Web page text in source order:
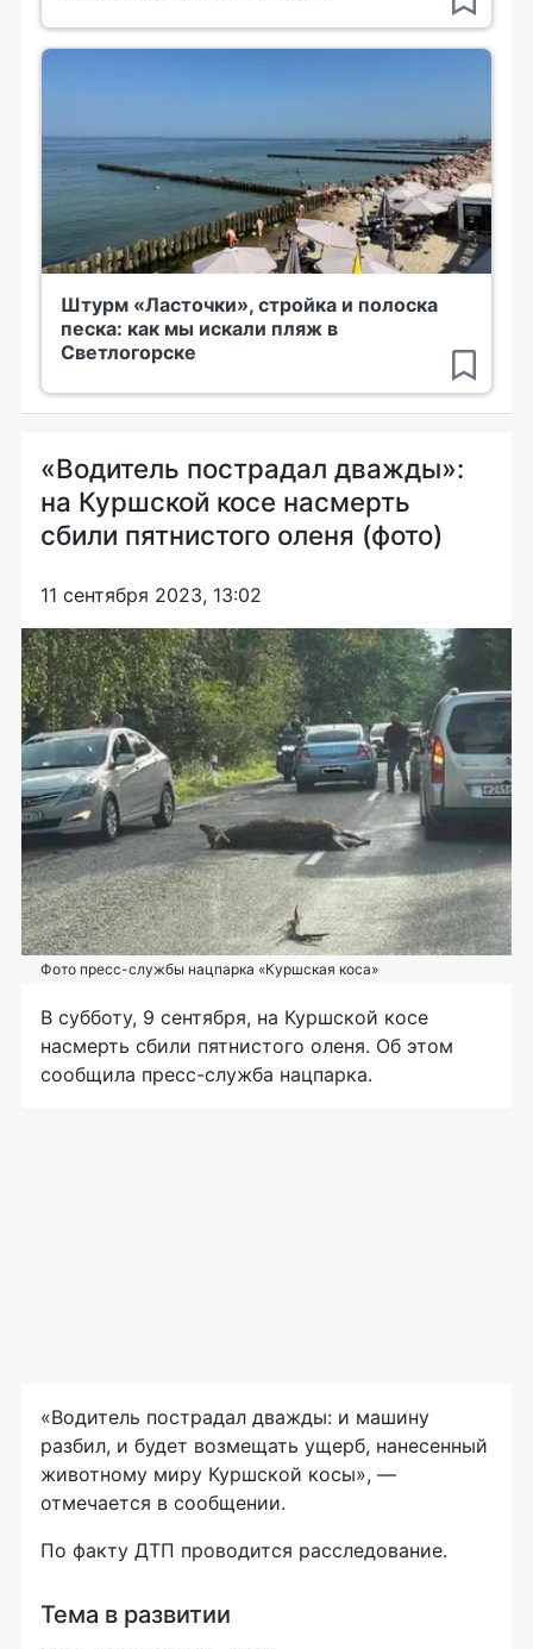
Штурм «Ласточки», стройка и полоска
песка: как мы искали пляж в
Светлогорске
«Водитель пострадал дважды»:
на Куршской косе насмерть
сбили пятнистого оленя (фото)
11 сентября 2023, 13:02
Фото пресс-службы нацпарка «Куршская коса»
В субботу, 9 сентября, на Куршской косе
насмерть сбили пятнистого оленя. Об этом
сообщила пресс-служба нацпарка.
«Водитель пострадал дважды: и машину
разбил, и будет возмещать ущерб, нанесенный
животному миру Куршской косы», —
отмечается в сообщении.
По факту ДТП проводится расследование.
Тема в развитии